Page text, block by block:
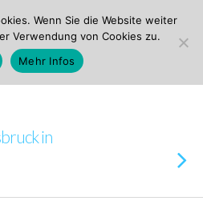
Studium
in
Wenn Sie die Website weiter
Verwendung von Cookies zu.
Mehr Infos